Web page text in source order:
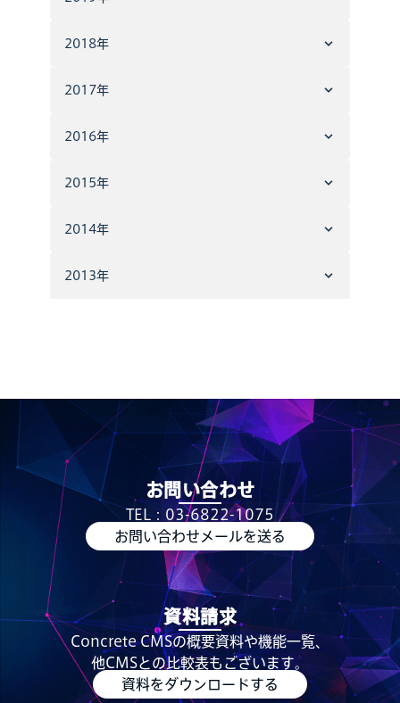
2018年
2017年
2016年
2015年
2014年
2013年
お問い合わせ
TEL：03-6822-1075
お問い合わせメールを送る
資料請求
Concrete CMSの概要資料や機能一覧、
他CMSとの比較表もございます。
資料をダウンロードする